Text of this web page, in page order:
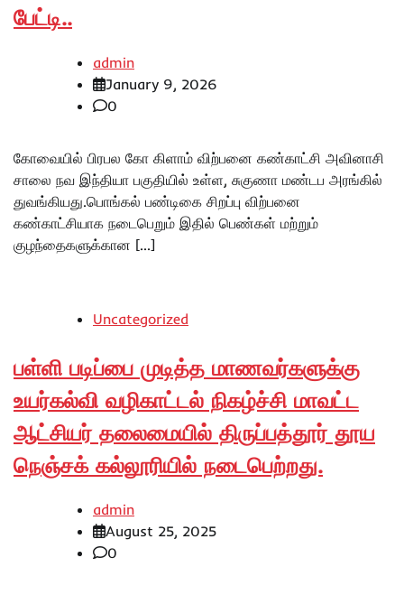
பேட்டி..
admin
January 9, 2026
0
கோவையில் பிரபல கோ கிளாம் விற்பனை கண்காட்சி அவினாசி
சாலை நவ இந்தியா பகுதியில் உள்ள, சுகுணா மண்டப அரங்கில்
துவங்கியது.பொங்கல் பண்டிகை சிறப்பு விற்பனை
கண்காட்சியாக நடைபெறும் இதில் பெண்கள் மற்றும்
குழந்தைகளுக்கான […]
Uncategorized
பள்ளி படிப்பை முடித்த மாணவர்களுக்கு
உயர்கல்வி வழிகாட்டல் நிகழ்ச்சி மாவட்ட
ஆட்சியர் தலைமையில் திருப்பத்தூர் தூய
நெஞ்சக் கல்லூரியில் நடைபெற்றது.
admin
August 25, 2025
0